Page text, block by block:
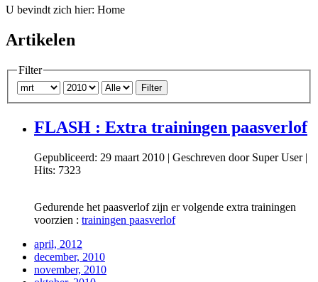
U bevindt zich hier: Home
Artikelen
Filter
Filter
FLASH : Extra trainingen paasverlof
Gepubliceerd: 29 maart 2010 | Geschreven door Super User|
Hits: 7323
Gedurende het paasverlof zijn er volgende extra trainingen
voorzien : trainingen paasverlof
april, 2012
december, 2010
november, 2010